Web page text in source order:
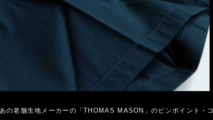
の老舗生地メーカーの「THOMAS MASON」のピンポイント・コ